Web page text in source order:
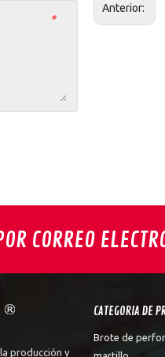
*
Anterior:
CORREO
producción y
CATEGORIA DE
Brote de